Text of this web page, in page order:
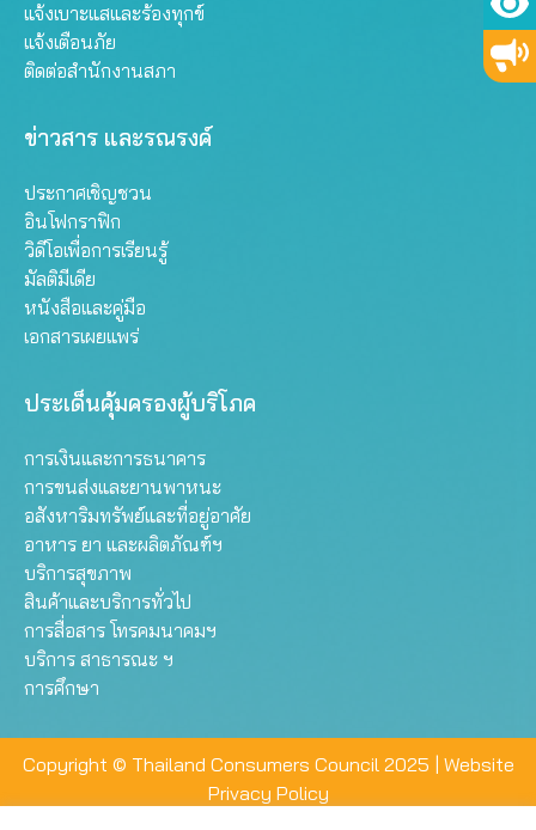
แจ้งเบาะแสและร้องทุกข์
แจ้งเตือนภัย
ติดต่อสำนักงานสภา
ข่าวสาร และรณรงค์
ประกาศเชิญชวน
อินโฟกราฟิก
วิดีโอเพื่อการเรียนรู้
มัลติมีเดีย
หนังสือและคู่มือ
เอกสารเผยแพร่
ประเด็นคุ้มครองผู้บริโภค
การเงินและการธนาคาร
การขนส่งและยานพาหนะ
อสังหาริมทรัพย์และที่อยู่อาศัย
อาหาร ยา และผลิตภัณฑ์ฯ
บริการสุขภาพ
สินค้าและบริการทั่วไป
การสื่อสาร โทรคมนาคมฯ
บริการ สาธารณะ ฯ
การศึกษา
Copyright © Thailand Consumers Council 2025 | Website
Privacy Policy